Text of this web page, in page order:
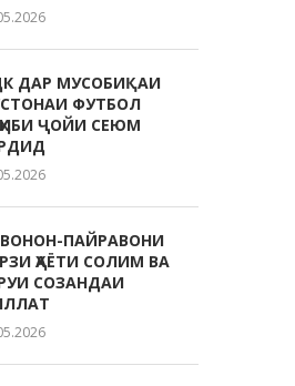
ДАР МУСОБИҚАИ
ФУТБОЛ
ҶОЙИ СЕЮМ
ПАЙРАВОНИ
ҲАЁТИ СОЛИМ ВА
СОЗАНДАИ